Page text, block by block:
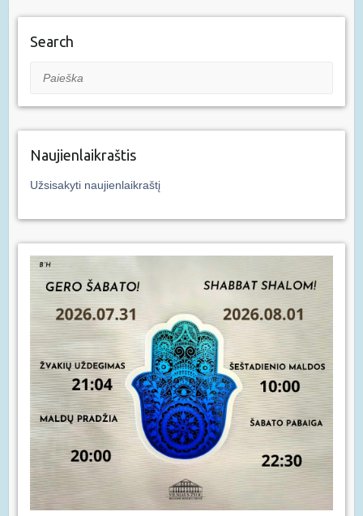
Search
Paieška
Naujienlaikraštis
Užsisakyti naujienlaikraštį